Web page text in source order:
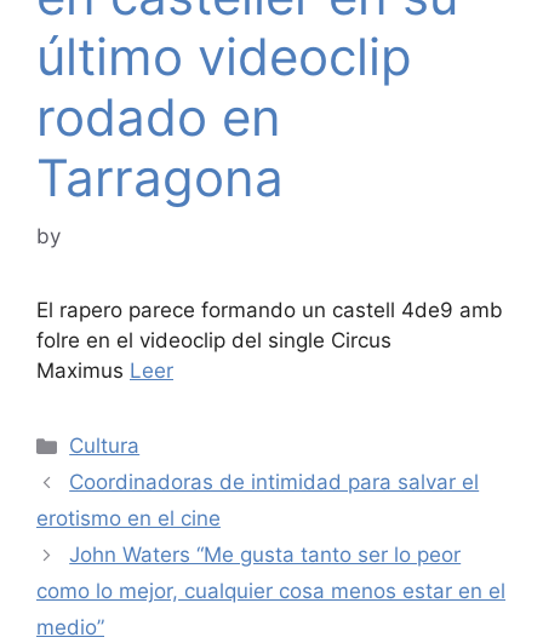
último videoclip
rodado en
Tarragona
by
El rapero parece formando un castell 4de9 amb
folre en el videoclip del single Circus
Maximus Leer
Categories
Cultura
Coordinadoras de intimidad para salvar el
erotismo en el cine
John Waters “Me gusta tanto ser lo peor
como lo mejor, cualquier cosa menos estar en el
medio”